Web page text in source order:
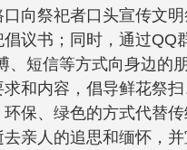
向祭祀者口头宣传文
议书；同时，通过QQ
、短信等方式向身边的
和内容，倡导鲜花祭
保、绿色的方式代替
去亲人的追思和缅怀，